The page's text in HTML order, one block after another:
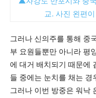
교. 사진 왼편
그러나 신의주를 통해 중
부 요원들뿐만 아니라 평
에 대거 배치되기 때문에
들 중에는 눈치를 채는 경
그러나 이번 방중은 워낙